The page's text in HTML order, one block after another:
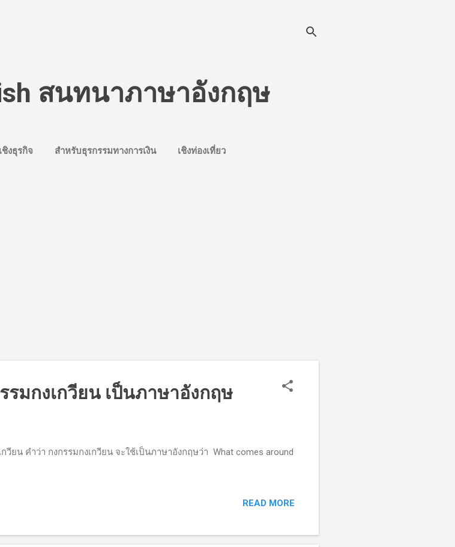
สนทนาภาษาอังกฤษ
เชิงธุรกิจ สำหรับธุรกรรมทางการเงิน เชิงท่องเที่ยว
มกงเกวียน เป็นภาษาอังกฤษ
ยน คำว่า กงกรรมกงเกวียน จะใช้เป็นภาษาอังกฤษว่า What comes around
READ MORE